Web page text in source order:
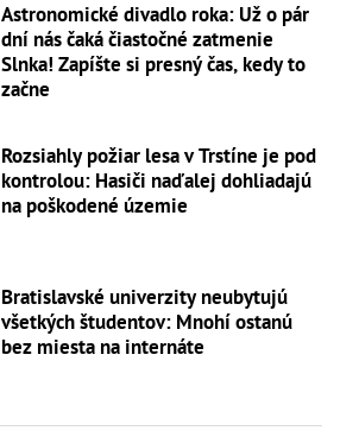
Astronomické divadlo roka: Už o pár
dní nás čaká čiastočné zatmenie
Slnka! Zapíšte si presný čas, kedy to
začne
Rozsiahly požiar lesa v Trstíne je pod
kontrolou: Hasiči naďalej dohliadajú
na poškodené územie
Bratislavské univerzity neubytujú
všetkých študentov: Mnohí ostanú
bez miesta na internáte